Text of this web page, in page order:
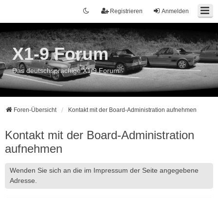
Anmelden
Registrieren
X1-9 Forum
Das deutschsprachige X1/9 Forum
Foren-Übersicht Kontakt mit der Board-Administration aufnehmen
Kontakt mit der Board-Administration
aufnehmen
Wenden Sie sich an die im Impressum der Seite angegebene
Adresse.